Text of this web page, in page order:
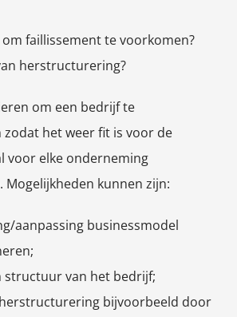
faillissement te voorkomen?
herstructurering?
om een bedrijf te
het weer fit is voor de
voor elke onderneming
Mogelijkheden kunnen zijn:
aanpassing businessmodel
structuur van het bedrijf;
bijvoorbeeld door